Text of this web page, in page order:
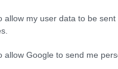
allow my user data to be
allow Google to send me
ως φυγόποινοι ή
για τη